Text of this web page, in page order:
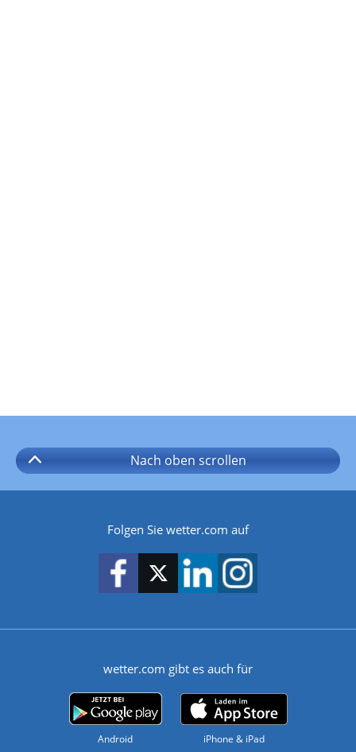
Nach oben scrollen
Folgen Sie wetter.com auf
wetter.com gibt es auch für
Android iPhone & iPad